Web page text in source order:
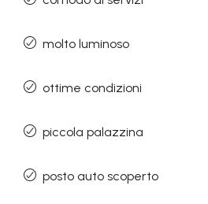
molto luminoso
ottime condizioni
piccola palazzina
posto auto scoperto